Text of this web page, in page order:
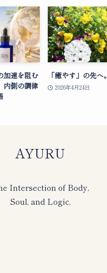
加速を阻む
内側の調律
「癒やす」の先へ。
2026年4月24日
AYURU
Intersection of Body,
Soul, and Logic.